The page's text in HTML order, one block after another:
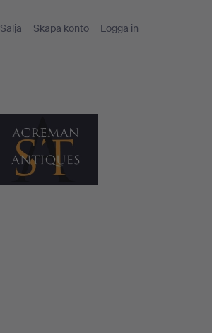
Sälja Skapa konto Logga in